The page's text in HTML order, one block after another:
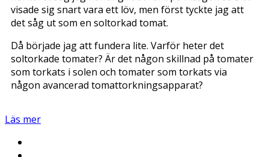
visade sig snart vara ett löv, men först tyckte jag att
det såg ut som en soltorkad tomat.
Då började jag att fundera lite. Varför heter det
soltorkade tomater? Är det någon skillnad på tomater
som torkats i solen och tomater som torkats via
någon avancerad tomattorkningsapparat?
Läs mer